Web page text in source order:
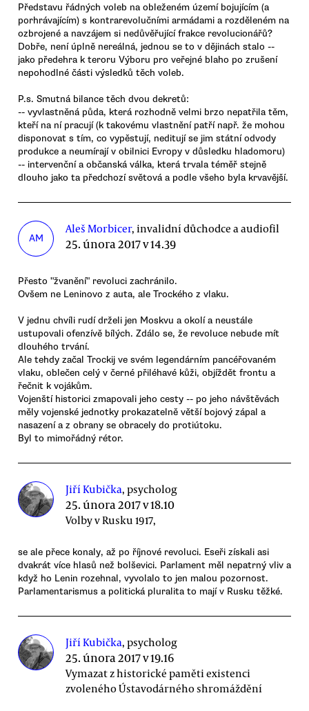
Představu řádných voleb na obleženém území bojujícím (a
porhrávajícím) s kontrarevolučními armádami a rozděleném na
ozbrojené a navzájem si nedůvěřující frakce revolucionářů?
Dobře, není úplně nereálná, jednou se to v dějinách stalo --
jako předehra k teroru Výboru pro veřejné blaho po zrušení
nepohodlné části výsledků těch voleb.
P.s. Smutná bilance těch dvou dekretů:
-- vyvlastněná půda, která rozhodně velmi brzo nepatřila těm,
kteří na ní pracují (k takovému vlastnění patří např. že mohou
disponovat s tím, co vypěstují, neditují se jim státní odvody
produkce a neumírají v obilnici Evropy v důsledku hladomoru)
-- intervenční a občanská válka, která trvala téměř stejně
dlouho jako ta předchozí světová a podle všeho byla krvavější.
AM
Aleš Morbicer, invalidní důchodce a audiofil
25. února 2017 v 14.39
Přesto "žvanění" revoluci zachránilo.
Ovšem ne Leninovo z auta, ale Trockého z vlaku.
V jednu chvíli rudí drželi jen Moskvu a okolí a neustále
ustupovali ofenzívě bílých. Zdálo se, že revoluce nebude mít
dlouhého trvání.
Ale tehdy začal Trockij ve svém legendárním pancéřovaném
vlaku, oblečen celý v černé přiléhavé kůži, objíždět frontu a
řečnit k vojákům.
Vojenští historici zmapovali jeho cesty -- po jeho návštěvách
měly vojenské jednotky prokazatelně větší bojový zápal a
nasazení a z obrany se obracely do protiútoku.
Byl to mimořádný rétor.
Jiří Kubička, psycholog
25. února 2017 v 18.10
Volby v Rusku 1917,
se ale přece konaly, až po říjnové revoluci. Eseři získali asi
dvakrát více hlasů než bolševici. Parlament měl nepatrný vliv a
když ho Lenin rozehnal, vyvolalo to jen malou pozornost.
Parlamentarismus a politická pluralita to mají v Rusku těžké.
Jiří Kubička, psycholog
25. února 2017 v 19.16
Vymazat z historické paměti existenci
zvoleného Ústavodárného shromáždění